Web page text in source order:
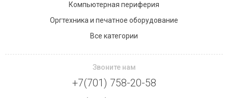
Компьютерная периферия
Оргтехника и печатное оборудование
Все категории
Звоните нам
+7(701) 758-20-58